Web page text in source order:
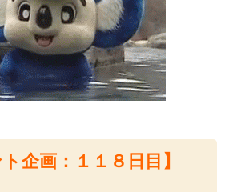
ト企画：１１８ 日目】